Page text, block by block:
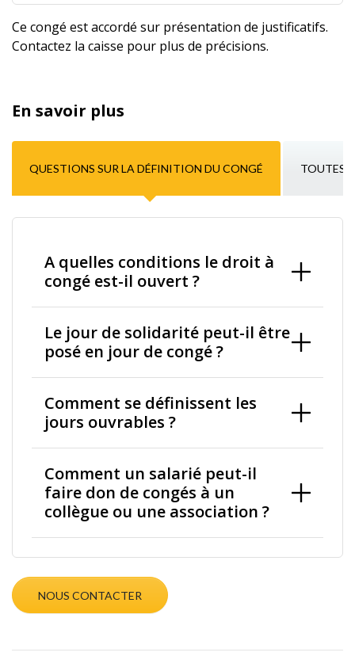
Ce congé est accordé sur présentation de justificatifs.
Contactez la caisse pour plus de précisions.
En savoir plus
QUESTIONS SUR LA DÉFINITION DU CONGÉ TOUTES
A quelles conditions le droit à
congé est-il ouvert ?
Le jour de solidarité peut-il être
posé en jour de congé ?
Comment se définissent les
jours ouvrables ?
Comment un salarié peut-il
faire don de congés à un
collègue ou une association ?
NOUS CONTACTER